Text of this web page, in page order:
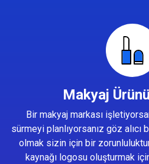
Makyaj
Bir makyaj markası
sürmeyi planlıyorsanız göz
olmak sizin için bir
kaynağı logosu oluşturmak